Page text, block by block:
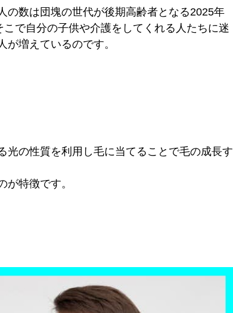
の数は団塊の世代が後期高齢者となる2025年
で自分の子供や介護をしてくれる人たちに迷
増えているのです。
光の性質を利用し毛に当てることで毛の成長す
特徴です。